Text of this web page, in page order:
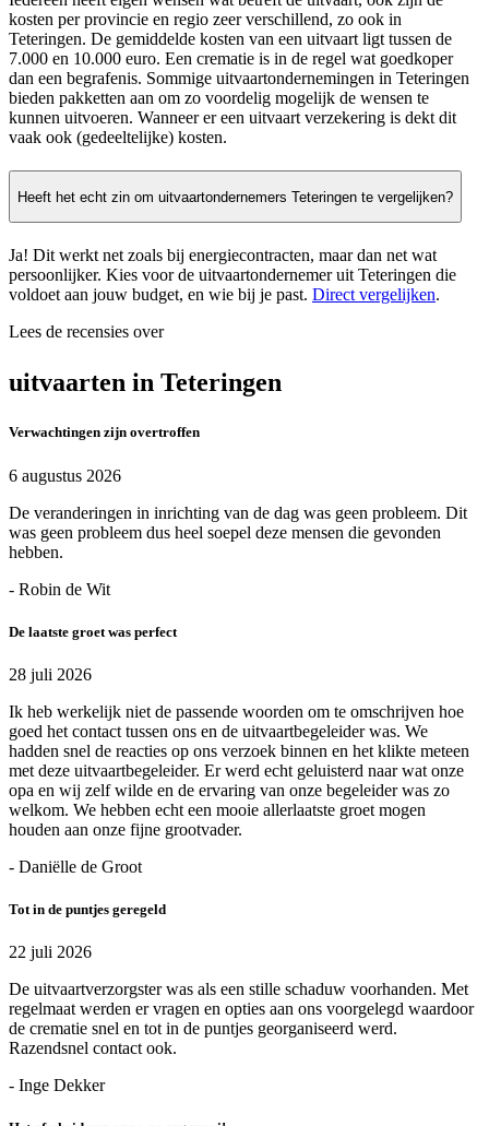
kosten per provincie en regio zeer verschillend, zo ook in
Teteringen. De gemiddelde kosten van een uitvaart ligt tussen de
7.000 en 10.000 euro. Een crematie is in de regel wat goedkoper
dan een begrafenis. Sommige uitvaartondernemingen in Teteringen
bieden pakketten aan om zo voordelig mogelijk de wensen te
kunnen uitvoeren. Wanneer er een uitvaart verzekering is dekt dit
vaak ook (gedeeltelijke) kosten.
Heeft het echt zin om uitvaartondernemers Teteringen te vergelijken?
Ja! Dit werkt net zoals bij energiecontracten, maar dan net wat
persoonlijker. Kies voor de uitvaartondernemer uit Teteringen die
voldoet aan jouw budget, en wie bij je past. Direct vergelijken.
Lees de recensies over
uitvaarten in Teteringen
Verwachtingen zijn overtroffen
6 augustus 2026
De veranderingen in inrichting van de dag was geen probleem. Dit
was geen probleem dus heel soepel deze mensen die gevonden
hebben.
- Robin de Wit
De laatste groet was perfect
28 juli 2026
Ik heb werkelijk niet de passende woorden om te omschrijven hoe
goed het contact tussen ons en de uitvaartbegeleider was. We
hadden snel de reacties op ons verzoek binnen en het klikte meteen
met deze uitvaartbegeleider. Er werd echt geluisterd naar wat onze
opa en wij zelf wilde en de ervaring van onze begeleider was zo
welkom. We hebben echt een mooie allerlaatste groet mogen
houden aan onze fijne grootvader.
- Daniëlle de Groot
Tot in de puntjes geregeld
22 juli 2026
De uitvaartverzorgster was als een stille schaduw voorhanden. Met
regelmaat werden er vragen en opties aan ons voorgelegd waardoor
de crematie snel en tot in de puntjes georganiseerd werd.
Razendsnel contact ook.
- Inge Dekker